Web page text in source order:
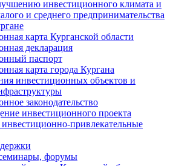
инвестиционного климата и
и среднего предпринимательства
карта Курганской области
декларация
паспорт
карта города Кургана
инвестиционных объектов и
законодательство
инвестиционного проекта
привлекательные
форумы